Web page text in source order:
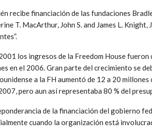
recibe financiación de las fundaciones
T. MacArthur, John S. and James L.
los ingresos de la Freedom House
en el 2006. Gran parte del crecimiento se
a la FH aumentó de 12 a 20
pero aun así representaba 80 % del
de la financiación del gobierno
cuando la organización está